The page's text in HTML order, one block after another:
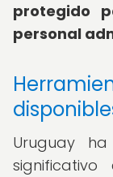
protegido
personal
Uruguay